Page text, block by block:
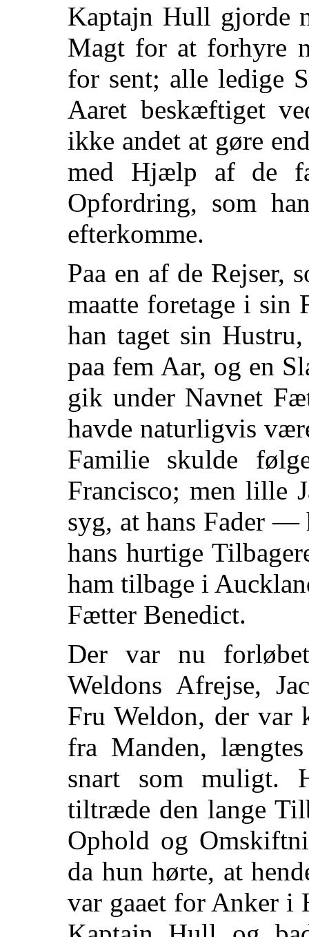
Kaptajn Hull gjorde
Magt for at forhyre
for sent; alle ledige
Aaret beskæftiget
ikke andet at gøre
med Hjælp af de
Opfordring, som
efterkomme.
Paa en af de Rejser,
maatte foretage i sin
han taget sin
paa fem Aar, og en
gik under Navnet
havde naturligvis
Familie skulde
Francisco; men lille
syg, at hans Fader
hans hurtige
ham tilbage i
Fætter Benedict.
Der var nu
Weldons Afrejse,
Fru Weldon, der var
fra Manden,
snart som muligt.
tiltræde den lange
Ophold og
da hun hørte, at
var gaaet for Anker i